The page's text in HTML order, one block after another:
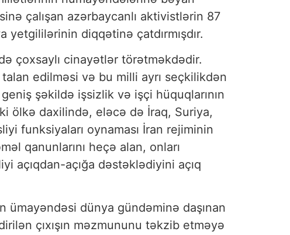
çalışan azərbaycanlı aktivistlərin 87
diqqətinə çatdırmışdır.
çoxsaylı cinayətlər törətməkdədir.
edilməsi və bu milli ayrı seçkilikdən
şəkildə işsizlik və işçi hüquqlarının
ki ölkə daxilində, eləcə də İraq, Suriya,
funksiyaları oynaması İran rejiminin
qanunlarını heçə alan, onları
açıqdan-açığa dəstəklədiyini açıq
ümayəndəsi dünya gündəminə daşınan
çıxışın məzmununu təkzib etməyə